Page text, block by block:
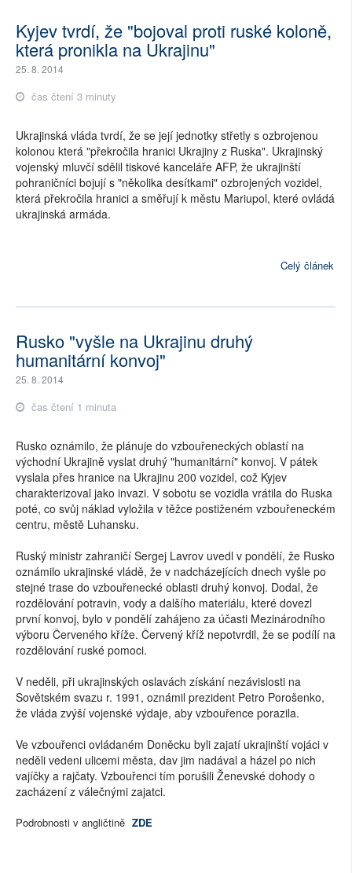
Kyjev tvrdí, že "bojoval proti ruské koloně,
která pronikla na Ukrajinu"
25. 8. 2014
čas čtení 3 minuty
Ukrajinská vláda tvrdí, že se její jednotky střetly s ozbrojenou
kolonou která "překročila hranici Ukrajiny z Ruska". Ukrajinský
vojenský mluvčí sdělil tiskové kanceláře AFP, že ukrajinští
pohraničníci bojují s "několika desítkami" ozbrojených vozidel,
která překročila hranici a směřují k městu Mariupol, které ovládá
ukrajinská armáda.
Celý článek
Rusko "vyšle na Ukrajinu druhý
humanitární konvoj"
25. 8. 2014
čas čtení 1 minuta
Rusko oznámilo, že plánuje do vzbouřeneckých oblastí na
východní Ukrajině vyslat druhý "humanitární" konvoj. V pátek
vyslala přes hranice na Ukrajinu 200 vozidel, což Kyjev
charakterizoval jako invazi. V sobotu se vozidla vrátila do Ruska
poté, co svůj náklad vyložila v těžce postiženém vzbouřeneckém
centru, městě Luhansku.
Ruský ministr zahraničí Sergej Lavrov uvedl v pondělí, že Rusko
oznámilo ukrajinské vládě, že v nadcházejících dnech vyšle po
stejné trase do vzbouřenecké oblasti druhý konvoj. Dodal, že
rozdělování potravin, vody a dalšího materiálu, které dovezl
první konvoj, bylo v pondělí zahájeno za účasti Mezinárodního
výboru Červeného kříže. Červený kříž nepotvrdil, že se podílí na
rozdělování ruské pomoci.
V neděli, při ukrajinských oslavách získání nezávislosti na
Sovětském svazu r. 1991, oznámil prezident Petro Porošenko,
že vláda zvýší vojenské výdaje, aby vzbouřence porazila.
Ve vzbouřenci ovládaném Doněcku byli zajatí ukrajinští vojáci v
neděli vedeni ulicemi města, dav jim nadával a házel po nich
vajíčky a rajčaty. Vzbouřenci tím porušili Ženevské dohody o
zacházení z válečnými zajatci.
Podrobnosti v angličtině ZDE